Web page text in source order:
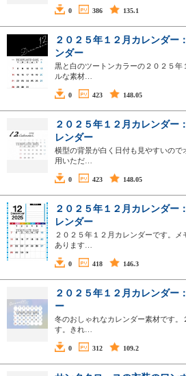
0 386 135.1
２０２５年１２月カレンダー
ンダー
黒と白のツートンカラーの２０２５
ルな素材…
0 423 148.05
２０２５年１２月カレンダー
レンダー
横型の背景が白く日付も見やすいので
用いただ…
0 423 148.05
２０２５年１２月カレンダー
レンダー
２０２５年１２月カレンダーです。
あります…
0 418 146.3
２０２５年１２月カレンダー
ー
冬のおしゃれなカレンダー素材です
す。きれ…
0 312 109.2